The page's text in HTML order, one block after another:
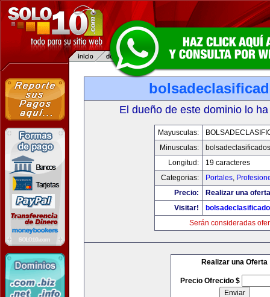
El dueño de este dominio lo
Mayusculas:
Minusculas:
Longitud:
19 caracteres
Categorias:
Portales,
Precio:
Realizar una
Visitar!
Serán consideradas
Realizar una Oferta
Precio Ofrecido $